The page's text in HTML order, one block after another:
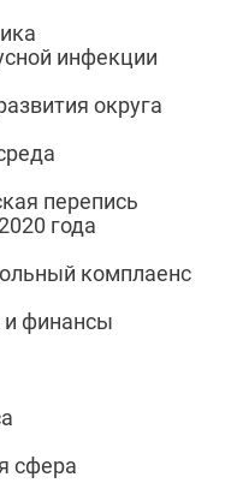
инфекции
округа
перепись
года
комплаенс
финансы
сфера